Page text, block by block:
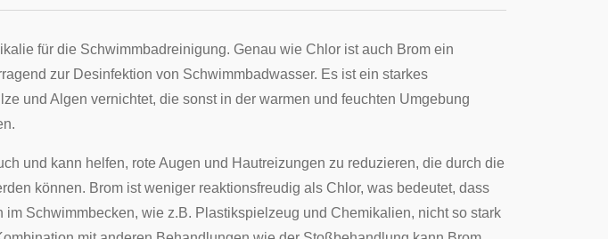
für die Schwimmbadreinigung. Genau wie Chlor ist auch Brom ein
zur Desinfektion von Schwimmbadwasser. Es ist ein starkes
und Algen vernichtet, die sonst in der warmen und feuchten Umgebung
und kann helfen, rote Augen und Hautreizungen zu reduzieren, die durch die
können. Brom ist weniger reaktionsfreudig als Chlor, was bedeutet, dass
Schwimmbecken, wie z.B. Plastikspielzeug und Chemikalien, nicht so stark